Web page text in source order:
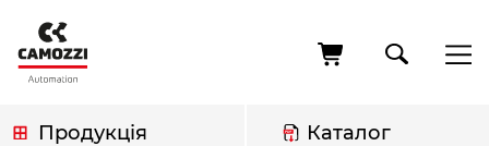
основного
вмісту
Продукція Каталог